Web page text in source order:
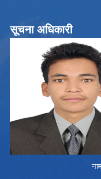
सूचना अधिकारी